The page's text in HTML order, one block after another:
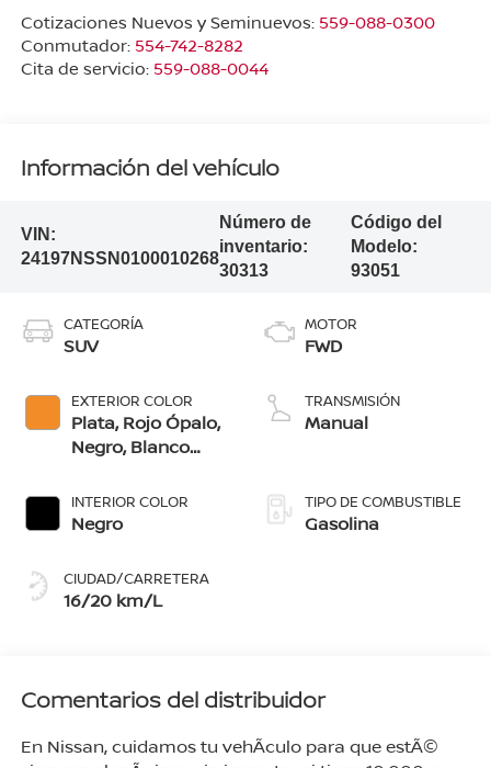
Cotizaciones Nuevos y Seminuevos: 559-088-0300
Conmutador: 554-742-8282
Cita de servicio: 559-088-0044
Información del vehículo
VIN:
24197NSSN0100010268
Número de
inventario:
30313
Código del
Modelo:
93051
CATEGORÍA
SUV
EXTERIOR COLOR
Plata, Rojo Ópalo,
Negro, Blanco
Bengala, Azul
Ártico, Gris Oxford
INTERIOR COLOR
Negro
CIUDAD/CARRETERA
16/20 km/L
MOTOR
FWD
TRANSMISIÓN
Manual
TIPO DE COMBUSTIBLE
Gasolina
Comentarios del distribuidor
En Nissan, cuidamos tu vehÃ­culo para que estÃ©